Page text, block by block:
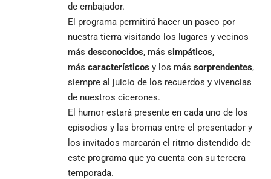
de embajador.
El programa permitirá hacer un paseo por
nuestra tierra visitando los lugares y vecinos
más desconocidos, más simpáticos,
más característicos y los más sorprendentes,
siempre al juicio de los recuerdos y vivencias
de nuestros cicerones.
El humor estará presente en cada uno de los
episodios y las bromas entre el presentador y
los invitados marcarán el ritmo distendido de
este programa que ya cuenta con su tercera
temporada.